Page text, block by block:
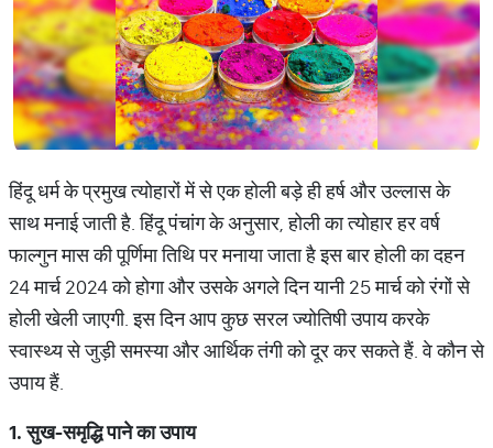
हिंदू धर्म के प्रमुख त्योहारों में से एक होली बड़े ही हर्ष और उल्लास के
साथ मनाई जाती है. हिंदू पंचांग के अनुसार, होली का त्योहार हर वर्ष
फाल्गुन मास की पूर्णिमा तिथि पर मनाया जाता है इस बार होली का दहन
24 मार्च 2024 को होगा और उसके अगले दिन यानी 25 मार्च को रंगों से
होली खेली जाएगी. इस दिन आप कुछ सरल ज्योतिषी उपाय करके
स्वास्थ्य से जुड़ी समस्या और आर्थिक तंगी को दूर कर सकते हैं. वे कौन से
उपाय हैं.
1.सुख-समृद्धिपानेकाउपाय